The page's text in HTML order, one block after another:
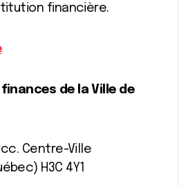
financière.
de la Ville de
Centre-Ville
H3C 4Y1